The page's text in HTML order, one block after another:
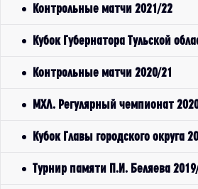
Контрольные матчи 2021/22
Кубок Губернатора Тульской
Контрольные матчи 2020/21
МХЛ. Регулярный чемпионат
Кубок Главы городского округа
Турнир памяти П.И. Беляева